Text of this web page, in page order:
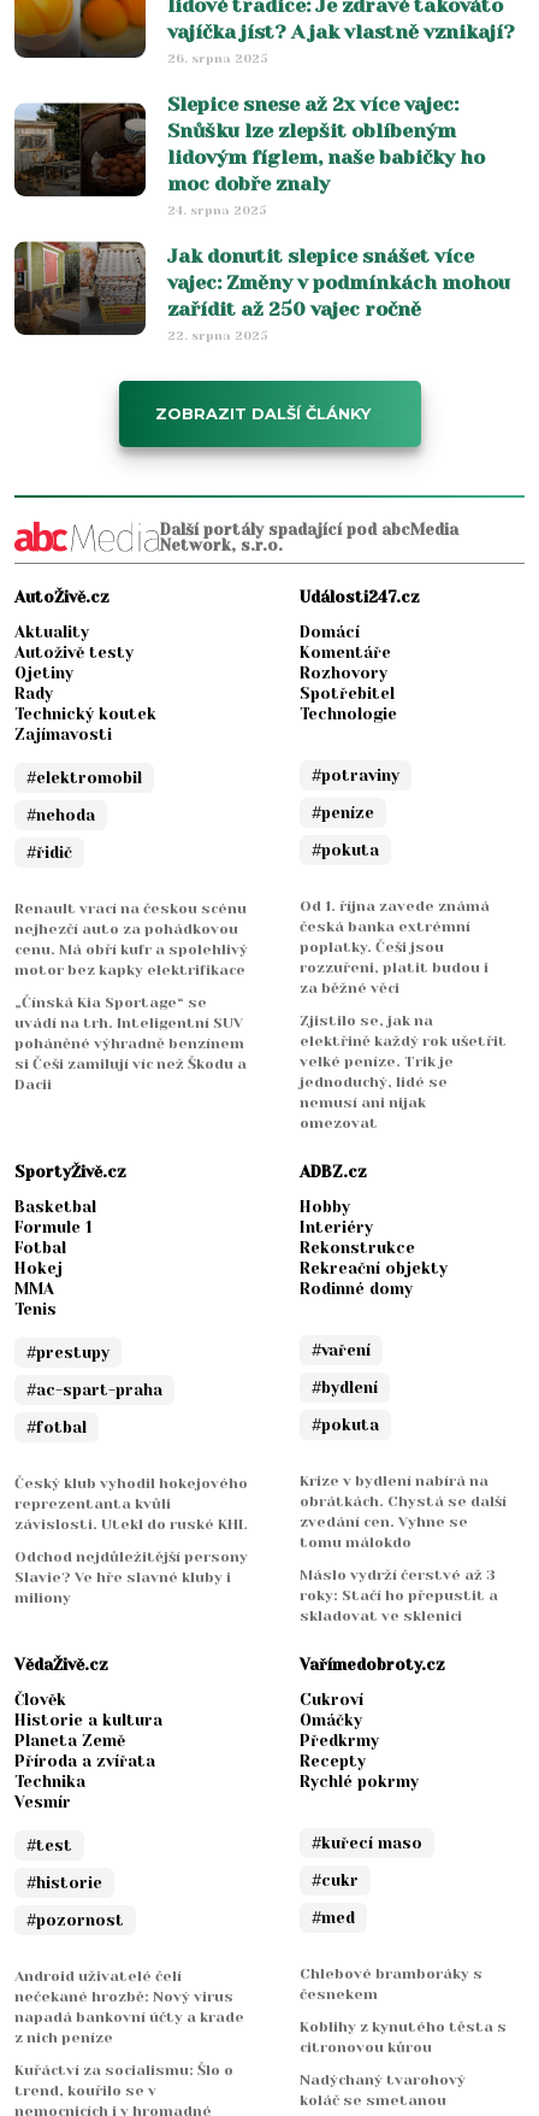
lidové tradice: Je zdravé takováto
vajíčka jíst? A jak vlastně vznikají?
26. srpna 2025
Slepice snese až 2x více vajec:
Snůšku lze zlepšit oblíbeným
lidovým fíglem, naše babičky ho
moc dobře znaly
24. srpna 2025
Jak donutit slepice snášet více
vajec: Změny v podmínkách mohou
zařídit až 250 vajec ročně
22. srpna 2025
ZOBRAZIT DALŠÍ ČLÁNKY
Další portály spadající pod abcMedia
Network, s.r.o.
AutoŽivě.cz
Aktuality
Autoživě testy
Ojetiny
Rady
Technický koutek
Zajímavosti
#elektromobil
#nehoda
#řidič
Renault vrací na českou scénu
nejhezčí auto za pohádkovou
cenu. Má obří kufr a spolehlivý
motor bez kapky elektrifikace
„Čínská Kia Sportage“ se
uvádí na trh. Inteligentní SUV
poháněné výhradně benzínem
si Češi zamilují víc než Škodu a
Dacii
Události247.cz
Domácí
Komentáře
Rozhovory
Spotřebitel
Technologie
#potraviny
#peníze
#pokuta
Od 1. října zavede známá
česká banka extrémní
poplatky. Češi jsou
rozzuřeni, platit budou i
za běžné věci
Zjistilo se, jak na
elektřině každý rok ušetřit
velké peníze. Trik je
jednoduchý, lidé se
nemusí ani nijak
omezovat
SportyŽivě.cz
Basketbal
Formule 1
Fotbal
Hokej
MMA
Tenis
#prestupy
#ac-spart-praha
#fotbal
Český klub vyhodil hokejového
reprezentanta kvůli
závislosti. Utekl do ruské KHL
Odchod nejdůležitější persony
Slavie? Ve hře slavné kluby i
miliony
ADBZ.cz
Hobby
Interiéry
Rekonstrukce
Rekreační objekty
Rodinné domy
#vaření
#bydlení
#pokuta
Krize v bydlení nabírá na
obrátkách. Chystá se další
zvedání cen. Vyhne se
tomu málokdo
Máslo vydrží čerstvé až 3
roky: Stačí ho přepustit a
skladovat ve sklenici
VědaŽivě.cz
Člověk
Historie a kultura
Planeta Země
Příroda a zvířata
Technika
Vesmír
#test
#historie
#pozornost
Android uživatelé čelí
nečekané hrozbě: Nový virus
napadá bankovní účty a krade
z nich peníze
Kuřáctví za socialismu: Šlo o
trend, kouřilo se v
nemocnicích i v hromadné
Vařímedobroty.cz
Cukroví
Omáčky
Předkrmy
Recepty
Rychlé pokrmy
#kuřecí maso
#cukr
#med
Chlebové bramboráky s
česnekem
Koblihy z kynutého těsta s
citronovou kůrou
Nadýchaný tvarohový
koláč se smetanou